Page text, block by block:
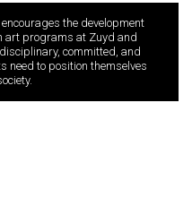
the development
art programs at Zuyd and
committed, and
need to position themselves